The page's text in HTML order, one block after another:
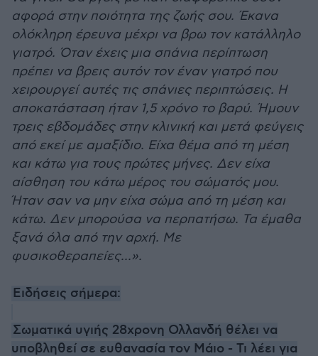
αφορά στην ποιότητα της ζωής σου. Έκανα
ολόκληρη έρευνα μέχρι να βρω τον κατάλληλο
γιατρό. Όταν έχεις μια σπάνια περίπτωση
πρέπει να βρεις αυτόν τον έναν γιατρό που
χειρουργεί αυτές τις σπάνιες περιπτώσεις. Η
αποκατάσταση ήταν 1,5 χρόνο το βαρύ. Ήμουν
τρεις εβδομάδες στην κλινική και μετά φεύγεις
από εκεί με αμαξίδιο. Είχα θέμα από τη μέση
και κάτω για τους πρώτες μήνες. Δεν είχα
αίσθηση του κάτω μέρος του σώματός μου.
Ήταν σαν να μην είχα σώμα από τη μέση και
κάτω. Δεν μπορούσα να περπατήσω. Τα έμαθα
ξανά όλα από την αρχή. Με
φυσικοθεραπείες...».
Ειδήσεις σήμερα:
Σωματικά υγιής 28χρονη Ολλανδή θέλει να
υποβληθεί σε ευθανασία τον Μάιο - Τι λέει για